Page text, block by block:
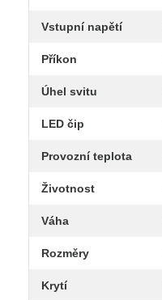
Vstupní napětí
Příkon
Úhel svitu
LED čip
Provozní teplota
Životnost
Váha
Rozměry
Krytí